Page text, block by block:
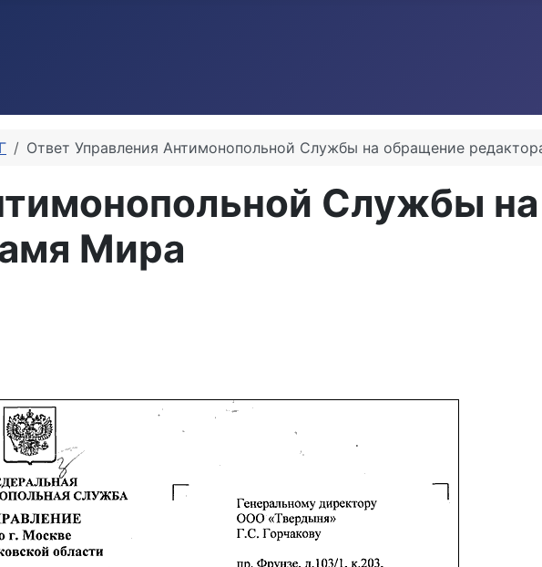
Ответ Управления Антимонопольной Службы на обращение
Службы
Мира